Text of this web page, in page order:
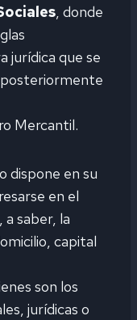
, donde
jurídica que se
Mercantil.
dispone en su
en el
saber, la
capital
son los
jurídicas o